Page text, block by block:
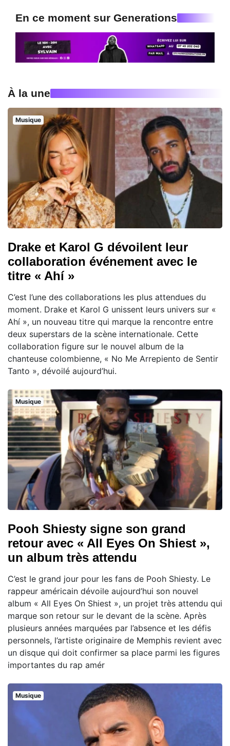
En ce moment sur Generations
À la une
Musique
Drake et Karol G dévoilent leur
collaboration événement avec le
titre « Ahí »
C’est l’une des collaborations les plus attendues du
moment. Drake et Karol G unissent leurs univers sur «
Ahí », un nouveau titre qui marque la rencontre entre
deux superstars de la scène internationale. Cette
collaboration figure sur le nouvel album de la
chanteuse colombienne, « No Me Arrepiento de Sentir
Tanto », dévoilé aujourd’hui.
Musique
Pooh Shiesty signe son grand
retour avec « All Eyes On Shiest »,
un album très attendu
C’est le grand jour pour les fans de Pooh Shiesty. Le
rappeur américain dévoile aujourd’hui son nouvel
album « All Eyes On Shiest », un projet très attendu qui
marque son retour sur le devant de la scène. Après
plusieurs années marquées par l’absence et les défis
personnels, l’artiste originaire de Memphis revient avec
un disque qui doit confirmer sa place parmi les figures
importantes du rap amér
Musique